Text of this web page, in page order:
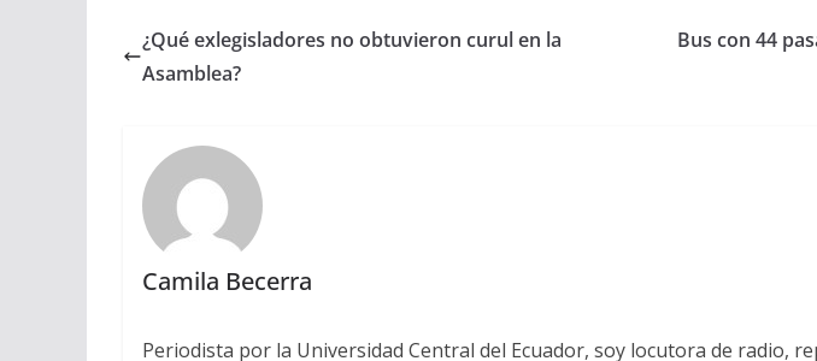
¿Qué exlegisladores no obtuvieron curul en la
Asamblea?
Bus con 44
Camila Becerra
Periodista por la Universidad Central del Ecuador, soy locutora de radio,